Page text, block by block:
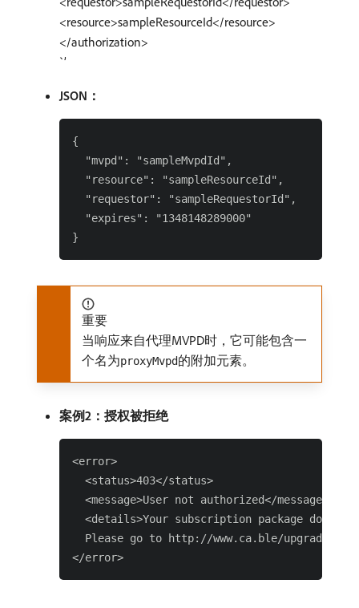
<resource>sampleResourceId</resource>
</authorization>
`’
JSON：
{
  "mvpd": "sampleMvpdId",
  "resource": "sampleResourceId",
  "requestor": "sampleRequestorId",
  "expires": "1348148289000"
重要
当响应来自代理MVPD时，它可能包含一
个名为proxyMvpd的附加元素。
案例2：授权被拒绝
<error>
  <status>403</status>
  <message>User not authorized</message>
<details>Your subscription package does
Please go to http://www.ca.ble/upgrade in